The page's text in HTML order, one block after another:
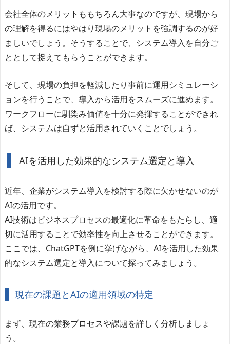
会社全体のメリットももちろん大事なのですが、現場から
の理解を得るにはやはり現場のメリットを強調するのが好
ましいでしょう。そうすることで、システム導入を自分ご
ととして捉えてもらうことができます。
そして、現場の負担を軽減したり事前に運用シミュレーシ
ョンを行うことで、導入から活用をスムーズに進めます。
ワークフローに馴染み価値を十分に発揮することができれ
ば、システムは自ずと活用されていくことでしょう。
AIを活用した効果的なシステム選定と導入
近年、企業がシステム導入を検討する際に欠かせないのが
AIの活用です。
AI技術はビジネスプロセスの最適化に革命をもたらし、適
切に活用することで効率性を向上させることができます。
ここでは、ChatGPTを例に挙げながら、AIを活用した効果
的なシステム選定と導入について探ってみましょう。
現在の課題とAIの適用領域の特定
まず、現在の業務プロセスや課題を詳しく分析しましょ
う。